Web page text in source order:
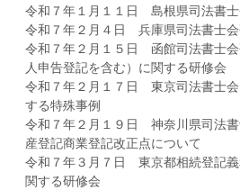
令和７年１月１１日 島根県司法書
令和７年２月４日 兵庫県司法書士会
令和７年２月１５日 函館司法書士
人申告登記を含む）に関する研修会
令和７年２月１７日 東京司法書士
する特殊事例
令和７年２月１９日 神奈川県司法
産登記商業登記改正点について
令和７年３月７日 東京都相続登記義
関する研修会